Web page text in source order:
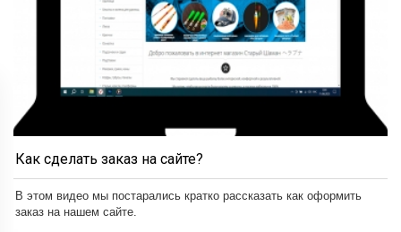
Как сделать заказ на сайте?
В этом видео мы постарались кратко рассказать как оформить
заказ на нашем сайте.